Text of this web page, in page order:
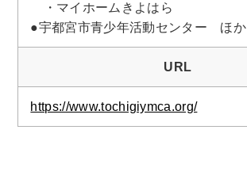
・マイホームきよはら
●宇都宮市青少年活動センター ほか
URL
https://www.tochigiymca.org/